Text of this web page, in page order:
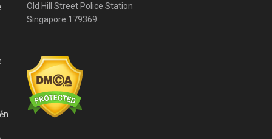
Old Hill Street Police Station
Singapore 179369